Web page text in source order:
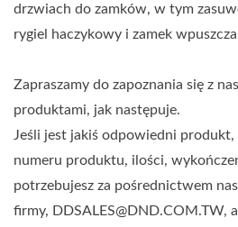
drzwiach do zamków, w tym
rygiel haczykowy i zamek
Zapraszamy do zapoznania się z
produktami, jak następuje.
Jeśli jest jakiś odpowiedni
numeru produktu, ilości,
potrzebujesz za pośrednictwem
firmy, DDSALES@DND.COM.TW,